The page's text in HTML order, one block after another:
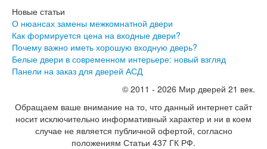
Оплата
Установка межкомнатных и входных дверей
Отзывы клиентов
Новости
Доставка
Новые статьи
О нюансах замены межкомнатной двери
Как формируется цена на входные двери?
Почему важно иметь хорошую входную дверь?
Белые двери в современном интерьере: новый взгляд
Панели на заказ для дверей АСД
© 2011 - 2026 Мир дверей 21 век.
Обращаем ваше внимание на то, что данный интернет сайт
носит исключительно информативный характер и ни в коем
случае не является публичной офертой, согласно
положениям Статьи 437 ГК РФ.